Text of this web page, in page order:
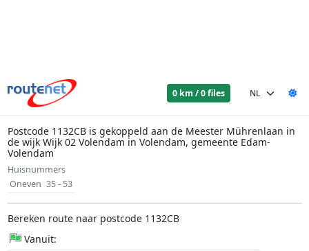
0 km / 0 files
Postcode 1132CB is gekoppeld aan de Meester Mührenlaan in
de wijk Wijk 02 Volendam in Volendam, gemeente Edam-
Volendam
Huisnummers
Oneven 35 - 53
Bereken route naar postcode 1132CB
Vanuit: